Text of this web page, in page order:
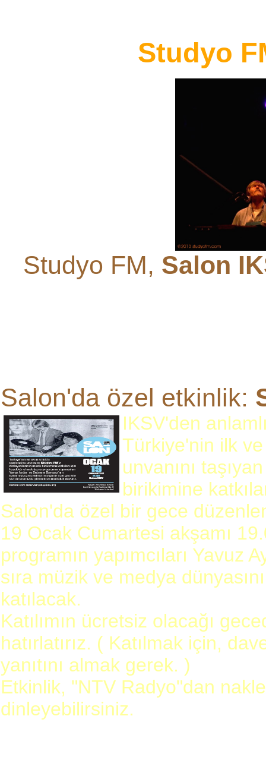
Studyo
Studyo FM, Salon
Salon'da özel etkinlik:
IKSV'den
Türkiye'nin ilk
unvanını
birikimine
Salon'da özel bir gece
19 Ocak Cumartesi akşamı
programın yapımcıları Yavuz
sıra müzik ve medya
katılacak.
Katılımın ücretsiz olacağı
hatırlatırız. ( Katılmak için,
yanıtını almak gerek. )
Etkinlik, "NTV Radyo"dan
dinleyebilirsiniz.